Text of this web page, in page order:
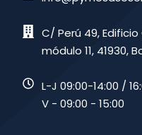
C/ Perú 49,
módulo 11, 41930,
L-J 09:00-14:00 /
V - 09:00 - 15:00